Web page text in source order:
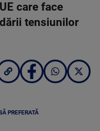
care face
tensiunilor
PREFERATĂ